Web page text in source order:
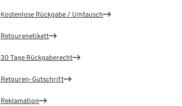
Kostenlose Rückgabe / Umtausch
Retourenetikett
30 Tage Rückgaberecht
Retouren-Gutschrift
Reklamation